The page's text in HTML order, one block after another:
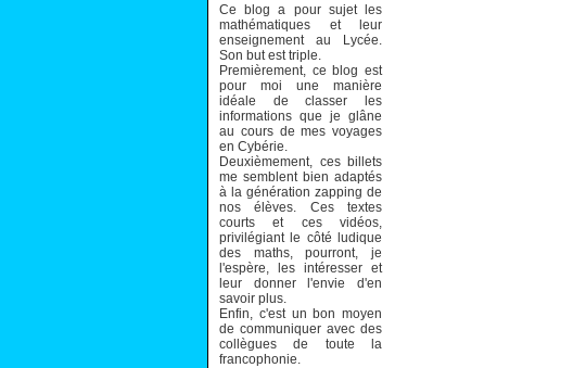
Ce blog a pour sujet les
mathématiques et leur
enseignement au Lycée.
Son but est triple.
Premièrement, ce blog est
pour moi une manière
idéale de classer les
informations que je glâne
au cours de mes voyages
en Cybérie.
Deuxièmement, ces billets
me semblent bien adaptés
à la génération zapping de
nos élèves. Ces textes
courts et ces vidéos,
privilégiant le côté ludique
des maths, pourront, je
l'espère, les intéresser et
leur donner l'envie d'en
savoir plus.
Enfin, c'est un bon moyen
de communiquer avec des
collègues de toute la
francophonie.